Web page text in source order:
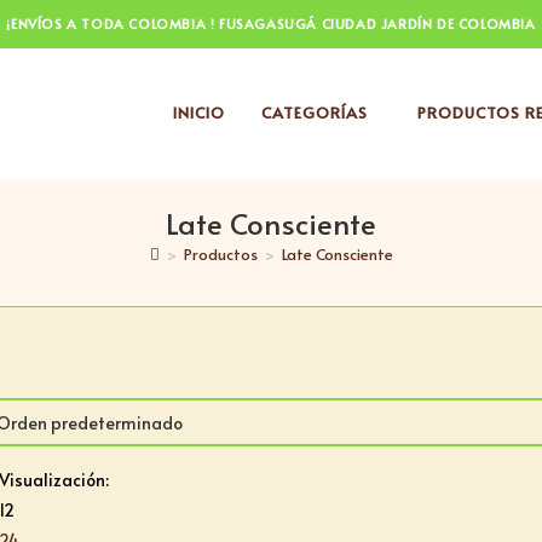
¡ENVÍOS A TODA COLOMBIA ! FUSAGASUGÁ CIUDAD JARDÍN DE COLOMBIA
INICIO CATEGORÍAS PRODUCTOS
Late Consciente
> Productos > Late Consciente
Visualización:
12